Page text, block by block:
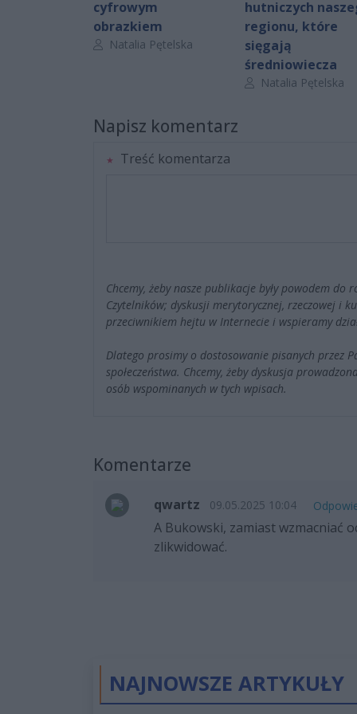
cyfrowym
obrazkiem
Autor artykułu:
Natalia Pętelska
hutniczych
regionu, które
sięgają
średniowiecza
Autor artykułu:
Natalia Pętelska
Napisz komentarz
Treść komentarza
Chcemy, żeby nasze publikacje były powodem
Czytelników; dyskusji merytorycznej, rzeczowej i
przeciwnikiem hejtu w Internecie i wspieramy
Dlatego prosimy o dostosowanie pisanych przez
społeczeństwa. Chcemy, żeby dyskusja
osób wspominanych w tych wpisach.
Komentarze
qwartz 09.05.2025 10:04
A Bukowski, zamiast wzmacniać
zlikwidować.
NAJNOWSZE ARTYKUŁY